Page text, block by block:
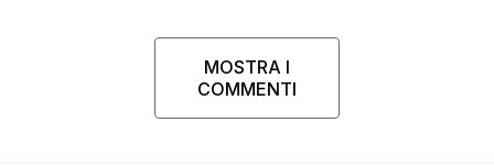
MOSTRA I
COMMENTI